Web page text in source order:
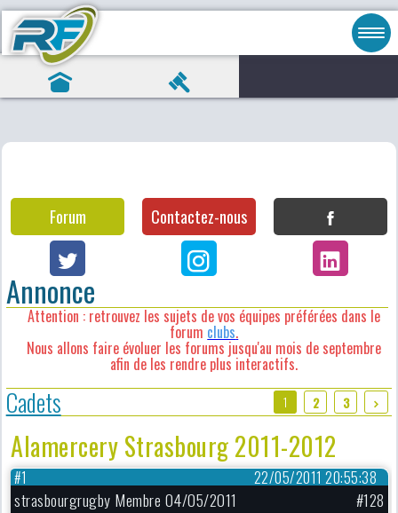
Forum Contactez-nous
Annonce
Attention : retrouvez les sujets de vos équipes préférées dans le
forum clubs.
Nous allons faire évoluer les forums jusqu'au mois de septembre
afin de les rendre plus interactifs.
Cadets 1 2 3
Alamercery Strasbourg 2011-2012
22/05/2011 20:55:38
#1
strasbourgrugby Membre 04/05/2011
#128